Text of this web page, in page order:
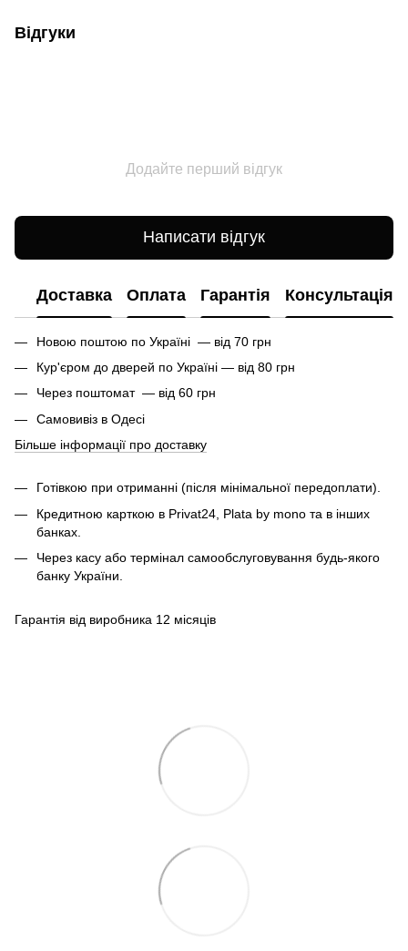
Відгуки
Додайте перший відгук
Написати відгук
Доставка Оплата Гарантія Консультація
Новою поштою по Україні — від 70 грн
Кур'єром до дверей по Україні — від 80 грн
Через поштомат — від 60 грн
Самовивіз в Одесі
Більше інформації про доставку
Готівкою при отриманні (після мінімальної передоплати).
Кредитною карткою в Privat24, Plata by mono та в інших
банках.
Через касу або термінал самообслуговування будь-якого
банку України.
Гарантія від виробника 12 місяців